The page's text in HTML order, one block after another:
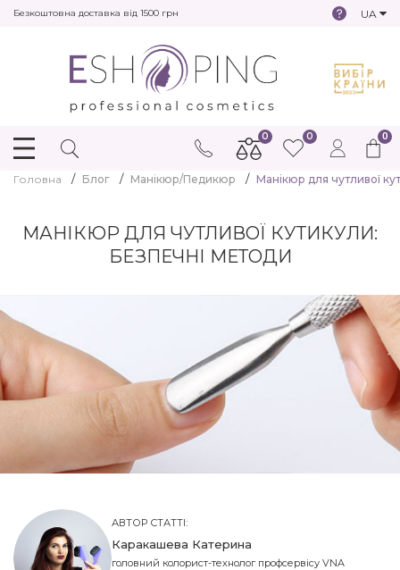
Безкоштовна доставка від 1500 грн UA
0
0 0
Головна Блог Манікюр/Педикюр Манікюр для чутливої
МАНІКЮР ДЛЯ ЧУТЛИВОЇ КУТИКУЛИ:
БЕЗПЕЧНІ МЕТОДИ
АВТОР СТАТТІ:
Каракашева Катерина
головний колорист-технолог профсервісу VNA